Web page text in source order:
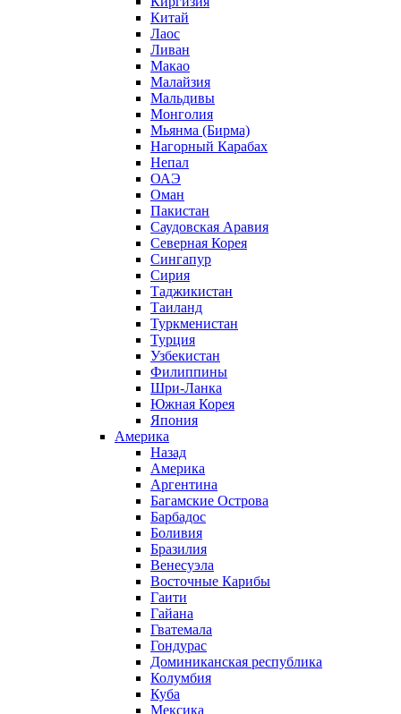
Китай
Лаос
Ливан
Макао
Малайзия
Мальдивы
Монголия
Мьянма (Бирма)
Нагорный Карабах
Непал
ОАЭ
Оман
Пакистан
Саудовская Аравия
Северная Корея
Сингапур
Сирия
Таджикистан
Таиланд
Туркменистан
Турция
Узбекистан
Филиппины
Шри-Ланка
Южная Корея
Япония
Америка
Назад
Америка
Аргентина
Багамские Острова
Барбадос
Боливия
Бразилия
Венесуэла
Восточные Карибы
Гаити
Гайана
Гватемала
Гондурас
Доминиканская республика
Колумбия
Куба
Мексика